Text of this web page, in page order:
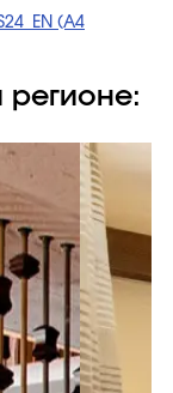
(A4
регионе: